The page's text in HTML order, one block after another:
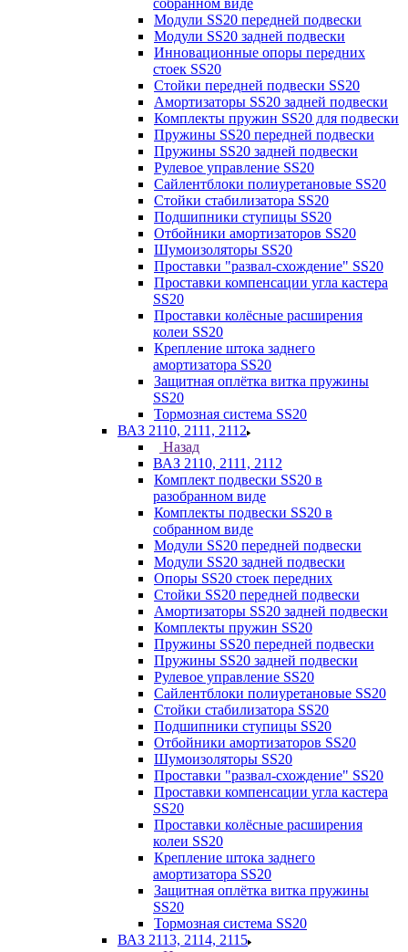
собранном виде
Модули SS20 передней подвески
Модули SS20 задней подвески
Инновационные опоры передних
стоек SS20
Стойки передней подвески SS20
Амортизаторы SS20 задней подвески
Комплекты пружин SS20 для подвески
Пружины SS20 передней подвески
Пружины SS20 задней подвески
Рулевое управление SS20
Сайлентблоки полиуретановые SS20
Стойки стабилизатора SS20
Подшипники ступицы SS20
Отбойники амортизаторов SS20
Шумоизоляторы SS20
Проставки "развал-схождение" SS20
Проставки компенсации угла кастера
SS20
Проставки колёсные расширения
колеи SS20
Крепление штока заднего
амортизатора SS20
Защитная оплётка витка пружины
SS20
Тормозная система SS20
ВАЗ 2110, 2111, 2112
Назад
ВАЗ 2110, 2111, 2112
Комплект подвески SS20 в
разобранном виде
Комплекты подвески SS20 в
собранном виде
Модули SS20 передней подвески
Модули SS20 задней подвески
Опоры SS20 стоек передних
Стойки SS20 передней подвески
Амортизаторы SS20 задней подвески
Комплекты пружин SS20
Пружины SS20 передней подвески
Пружины SS20 задней подвески
Рулевое управление SS20
Сайлентблоки полиуретановые SS20
Стойки стабилизатора SS20
Подшипники ступицы SS20
Отбойники амортизаторов SS20
Шумоизоляторы SS20
Проставки "развал-схождение" SS20
Проставки компенсации угла кастера
SS20
Проставки колёсные расширения
колеи SS20
Крепление штока заднего
амортизатора SS20
Защитная оплётка витка пружины
SS20
Тормозная система SS20
ВАЗ 2113, 2114, 2115